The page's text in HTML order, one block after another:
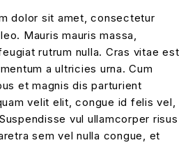
dolor sit amet, consectetur
Mauris mauris massa,
rutrum nulla. Cras vitae est
a ultricies urna. Cum
et magnis dis parturient
velit elit, congue id felis vel,
vul ullamcorper risus
sem vel nulla congue, et